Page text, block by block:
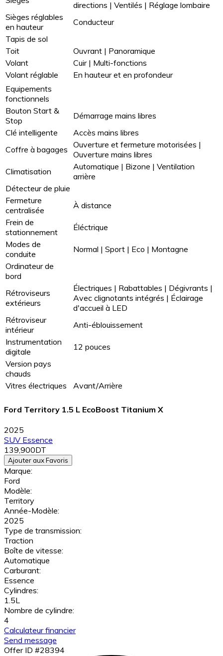
directions | Ventilés | Réglage lombaire
Sièges réglables
en hauteur
Conducteur
Tapis de sol
Toit
Ouvrant | Panoramique
Volant
Cuir | Multi-fonctions
Volant réglable
En hauteur et en profondeur
Equipements
fonctionnels
Bouton Start &
Stop
Démarrage mains libres
Clé intelligente
Accès mains libres
Coffre à bagages Ouverture et fermeture motorisées |
Ouverture mains libres
Climatisation
Automatique | Bizone | Ventilation
arrière
Détecteur de pluie
Fermeture
centralisée
À distance
Frein de
stationnement
Éléctrique
Modes de
conduite
Normal | Sport | Eco | Montagne
Ordinateur de
bord
Rétroviseurs
extérieurs
Électriques | Rabattables | Dégivrants |
Avec clignotants intégrés | Éclairage
d'accueil à LED
Rétroviseur
intérieur
Anti-éblouissement
Instrumentation
digitale
12 pouces
Version pays
chauds
Vitres électriques
Avant/Arrière
Ford Territory 1.5 L EcoBoost Titanium X
2025
SUV Essence
139,900DT
Ajouter aux Favoris
Marque:
Ford
Modèle:
Territory
Année-Modèle:
2025
Type de transmission:
Traction
Boîte de vitesse:
Automatique
Carburant:
Essence
Cylindres:
1.5L
Nombre de cylindre:
4
Calculateur financier
Send message
Offer ID #28394